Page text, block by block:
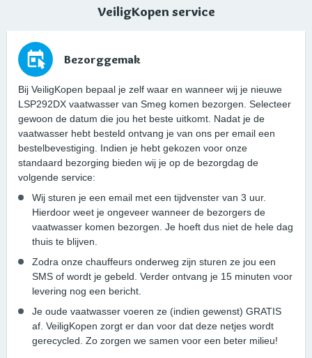
VeiligKopen service
Bezorggemak
Bij VeiligKopen bepaal je zelf waar en wanneer wij je nieuwe
LSP292DX vaatwasser van Smeg komen bezorgen. Selecteer
gewoon de datum die jou het beste uitkomt. Nadat je de
vaatwasser hebt besteld ontvang je van ons per email een
bestelbevestiging. Indien je hebt gekozen voor onze
standaard bezorging bieden wij je op de bezorgdag de
volgende service:
Wij sturen je een email met een tijdvenster van 3 uur.
Hierdoor weet je ongeveer wanneer de bezorgers de
vaatwasser komen bezorgen. Je hoeft dus niet de hele dag
thuis te blijven.
Zodra onze chauffeurs onderweg zijn sturen ze jou een
SMS of wordt je gebeld. Verder ontvang je 15 minuten voor
levering nog een bericht.
Je oude vaatwasser voeren ze (indien gewenst) GRATIS
af. VeiligKopen zorgt er dan voor dat deze netjes wordt
gerecycled. Zo zorgen we samen voor een beter milieu!